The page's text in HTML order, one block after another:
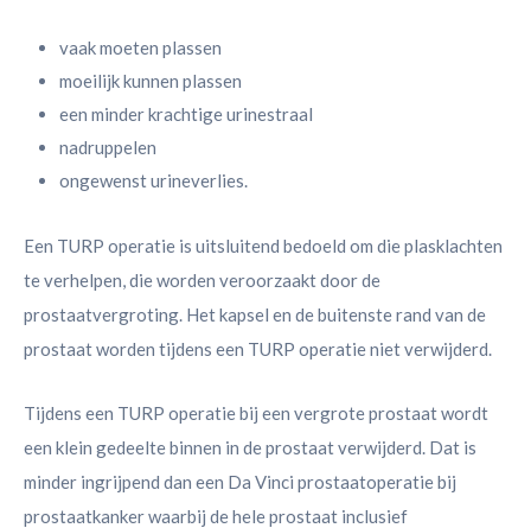
vaak moeten plassen
moeilijk kunnen plassen
een minder krachtige urinestraal
nadruppelen
ongewenst urineverlies.
Een TURP operatie is uitsluitend bedoeld om die plasklachten
te verhelpen, die worden veroorzaakt door de
prostaatvergroting. Het kapsel en de buitenste rand van de
prostaat worden tijdens een TURP operatie niet verwijderd.
Tijdens een TURP operatie bij een vergrote prostaat wordt
een klein gedeelte binnen in de prostaat verwijderd. Dat is
minder ingrijpend dan een Da Vinci prostaatoperatie bij
prostaatkanker waarbij de hele prostaat inclusief